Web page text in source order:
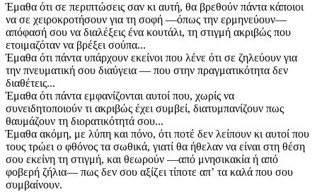
Έμαθα ότι σε περιπτώσεις σαν κι αυτή, θα βρεθούν πάντα κάποιοι
να σε χειροκροτήσουν για τη σοφή —όπως την ερμηνεύουν—
απόφασή σου να διαλέξεις ένα κουτάλι, τη στιγμή ακριβώς που
ετοιμαζόταν να βρέξει σούπα...
Έμαθα ότι πάντα υπάρχουν εκείνοι που λένε ότι σε ζηλεύουν για
την πνευματική σου διαύγεια — που στην πραγματικότητα δεν
διαθέτεις...
Έμαθα ότι πάντα εμφανίζονται αυτοί που, χωρίς να
συνειδητοποιούν τι ακριβώς έχει συμβεί, διατυμπανίζουν πως
θαυμάζουν τη διορατικότητά σου...
Έμαθα ακόμη, με λύπη και πόνο, ότι ποτέ δεν λείπουν κι αυτοί που
τους τρώει ο φθόνος τα σωθικά, γιατί θα ήθελαν να είναι στη θέση
σου εκείνη τη στιγμή, και θεωρούν —από μνησικακία ή από
φοβερή ζήλια— πως δεν σου αξίζει τίποτε απʼ τα καλά που σου
συμβαίνουν.